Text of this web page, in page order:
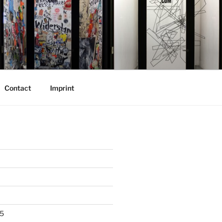
Contact Imprint